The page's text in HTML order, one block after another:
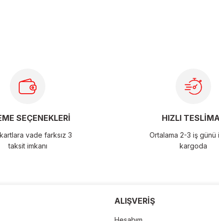
SEÇENEKLERİ
vade farksız 3
taksit imkanı
HIZLI
Ortalama 2-3 iş günü
kargoda
ALIŞVERİŞ